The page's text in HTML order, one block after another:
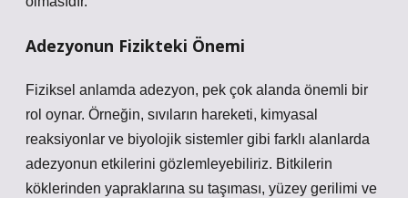
Adezyonun Fizikteki Önemi
Fiziksel anlamda adezyon, pek çok alanda önemli bir
rol oynar. Örneğin, sıvıların hareketi, kimyasal
reaksiyonlar ve biyolojik sistemler gibi farklı alanlarda
adezyonun etkilerini gözlemleyebiliriz. Bitkilerin
köklerinden yapraklarına su taşıması, yüzey gerilimi ve